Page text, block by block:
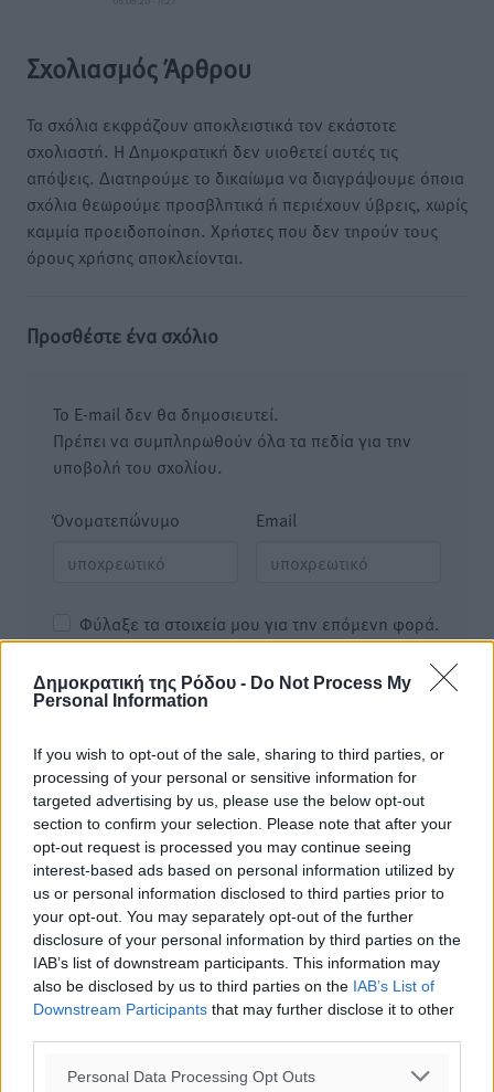
Δημοκρατική της Ρόδου - Do Not Process My
Personal Information
If you wish to opt-out of the sale, sharing to third parties, or
processing of your personal or sensitive information for
targeted advertising by us, please use the below opt-out
section to confirm your selection. Please note that after your
opt-out request is processed you may continue seeing
interest-based ads based on personal information utilized by
us or personal information disclosed to third parties prior to
your opt-out. You may separately opt-out of the further
disclosure of your personal information by third parties on the
IAB’s list of downstream participants. This information may
also be disclosed by us to third parties on the IAB’s List of
Downstream Participants that may further disclose it to other
Personal Data Processing Opt Outs
Σχολιασμός Άρθρου
Τα σχόλια εκφράζουν αποκλειστικά τον εκάστοτε
σχολιαστή. Η Δημοκρατική δεν υιοθετεί αυτές τις
απόψεις. Διατηρούμε το δικαίωμα να διαγράψουμε όποια
σχόλια θεωρούμε προσβλητικά ή περιέχουν ύβρεις, χωρίς
καμμία προειδοποίηση. Χρήστες που δεν τηρούν τους
όρους χρήσης αποκλείονται.
Προσθέστε ένα σχόλιο
Το E-mail δεν θα δημοσιευτεί.
Πρέπει να συμπληρωθούν όλα τα πεδία για την
υποβολή του σχολίου.
Όνοματεπώνυμο Email
Φύλαξε τα στοιχεία μου για την επόμενη φορά.
Υπενθύμιση:
Για την μερική αναπαραγωγή της είδησης από άλλες